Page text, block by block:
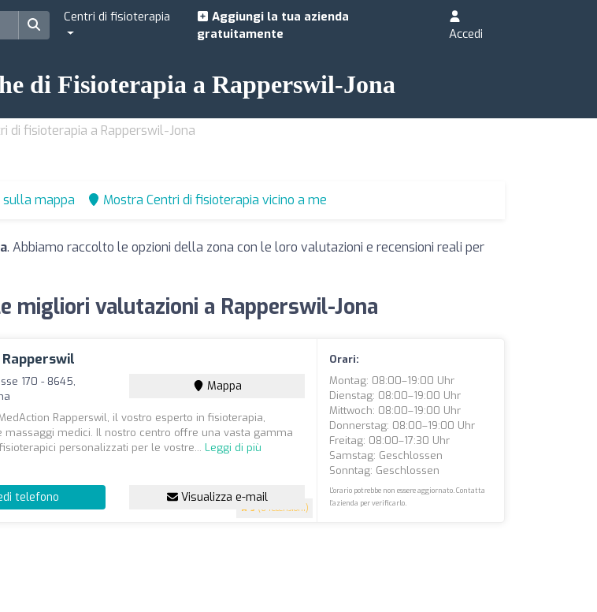
Centri di fisioterapia
Aggiungi la tua azienda
gratuitamente
Accedi
di Fisioterapia a Rapperswil-Jona
di fisioterapia a Rapperswil-Jona
mappa Mostra Centri di fisioterapia vicino a me
. Abbiamo raccolto le opzioni della zona con le loro valutazioni e recensioni reali per
migliori valutazioni a Rapperswil-Jona
5 (6 recensioni)
170 - 8645,
Mappa
Rapperswil, il vostro esperto in fisioterapia,
massaggi medici. Il nostro centro offre una vasta gamma
personalizzati per le vostre...Leggi di più
telefono Visualizza e-mail
Orari:
Montag: 08:00–19:00 Uhr
Dienstag: 08:00–19:00 Uhr
Mittwoch: 08:00–19:00 Uhr
Donnerstag: 08:00–19:00 Uhr
Freitag: 08:00–17:30 Uhr
Samstag: Geschlossen
Sonntag: Geschlossen
L'orario potrebbe non essere aggiornato. Contatta
l'azienda per verificarlo.